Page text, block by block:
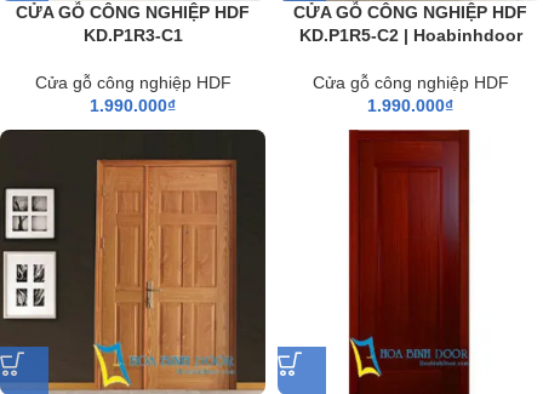
CỬA GỖ CÔNG NGHIỆP HDF
KD.P1R3-C1
Cửa gỗ công nghiệp HDF
1.990.000₫
CỬA GỖ CÔNG NGHIỆP HDF
KD.P1R5-C2 | Hoabinhdoor
Cửa gỗ công nghiệp HDF
1.990.000₫